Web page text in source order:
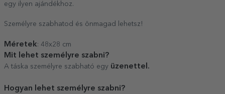
egy ilyen ajándékhoz.
Személyre szabhatod és önmagad lehetsz!
Méretek: 48x28 cm
Mit lehet személyre szabni?
A táska személyre szabható egy üzenettel.
Hogyan lehet személyre szabni?